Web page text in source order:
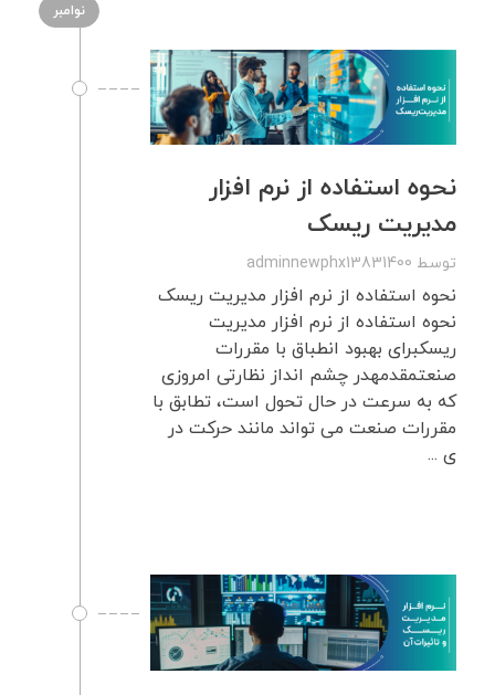
نوامبر
نحوه استفاده از نرم افزار
مدیریت ریسک
توسط adminnewphx13831400
نحوه استفاده از نرم افزار مدیریت ریسک
نحوه استفاده از نرم افزار مدیریت
ریسکبرای بهبود انطباق با مقررات
صنعتمقدمهدر چشم انداز نظارتی امروزی
که به سرعت در حال تحول است، تطابق با
مقررات صنعت می تواند مانند حرکت در
ی ...